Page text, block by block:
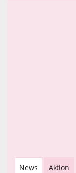
News Aktion